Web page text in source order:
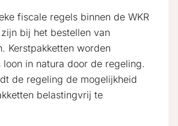
fiscale regels binnen de WKR
bij het bestellen van
Kerstpakketten worden
loon in natura door de regeling.
de regeling de mogelijkheid
belastingvrij te